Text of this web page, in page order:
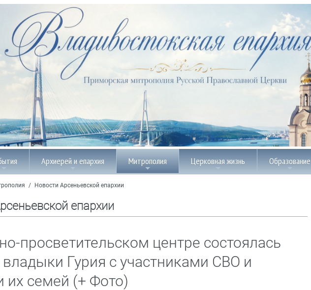
Архиерей и епархия Митрополия Церковная жизнь Образование
/ Новости Арсеньевской епархии
епархии
просветительском центре состоялась
владыки Гурия с участниками СВО и
их семей (+ Фото)